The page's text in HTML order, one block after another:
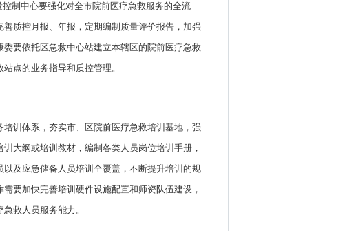
制中心要强化对全市院前医疗急救服务的全流
质控月报、年报，定期编制质量评价报告，加强
要依托区急救中心站建立本辖区的院前医疗急救
点的业务指导和质控管理。
训体系，夯实市、区院前医疗急救培训基地，强
大纲或培训教材，编制各类人员岗位培训手册，
及应急储备人员培训全覆盖，不断提升培训的规
要加快完善培训硬件设施配置和师资队伍建设，
救人员服务能力。